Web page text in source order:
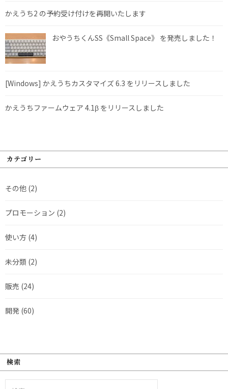
かえうち2 の予約受け付けを再開いたします
おやうちくんSS《Small Space》 を発売しました！
[Windows] かえうちカスタマイズ 6.3 をリリースしました
かえうちファームウェア 4.1β をリリースしました
カテゴリー
その他 (2)
プロモーション (2)
使い方 (4)
未分類 (2)
販売 (24)
開発 (60)
検索